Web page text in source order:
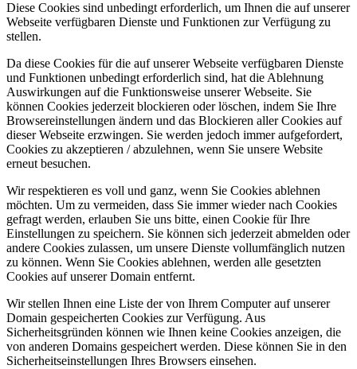
Diese Cookies sind unbedingt erforderlich, um Ihnen die auf unserer
Webseite verfügbaren Dienste und Funktionen zur Verfügung zu
stellen.
Da diese Cookies für die auf unserer Webseite verfügbaren Dienste
und Funktionen unbedingt erforderlich sind, hat die Ablehnung
Auswirkungen auf die Funktionsweise unserer Webseite. Sie
können Cookies jederzeit blockieren oder löschen, indem Sie Ihre
Browsereinstellungen ändern und das Blockieren aller Cookies auf
dieser Webseite erzwingen. Sie werden jedoch immer aufgefordert,
Cookies zu akzeptieren / abzulehnen, wenn Sie unsere Website
erneut besuchen.
Wir respektieren es voll und ganz, wenn Sie Cookies ablehnen
möchten. Um zu vermeiden, dass Sie immer wieder nach Cookies
gefragt werden, erlauben Sie uns bitte, einen Cookie für Ihre
Einstellungen zu speichern. Sie können sich jederzeit abmelden oder
andere Cookies zulassen, um unsere Dienste vollumfänglich nutzen
zu können. Wenn Sie Cookies ablehnen, werden alle gesetzten
Cookies auf unserer Domain entfernt.
Wir stellen Ihnen eine Liste der von Ihrem Computer auf unserer
Domain gespeicherten Cookies zur Verfügung. Aus
Sicherheitsgründen können wie Ihnen keine Cookies anzeigen, die
von anderen Domains gespeichert werden. Diese können Sie in den
Sicherheitseinstellungen Ihres Browsers einsehen.